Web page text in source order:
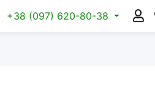
+38 (097) 620-80-38